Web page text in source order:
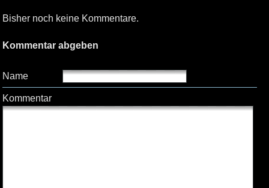
Bisher noch keine Kommentare.
Kommentar abgeben
Name
Kommentar